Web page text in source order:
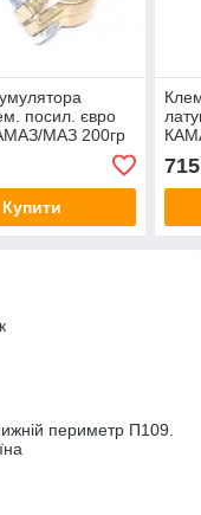
посил. євро
МАЗ 200гр
88) 11-
Купити
715
периметр П109.